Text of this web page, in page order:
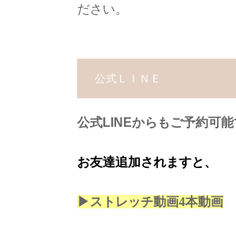
ださい。
公式ＬＩＮＥ
公式LINEからもご予約可能
お友達追加されますと、
▶ストレッチ動画4本動画